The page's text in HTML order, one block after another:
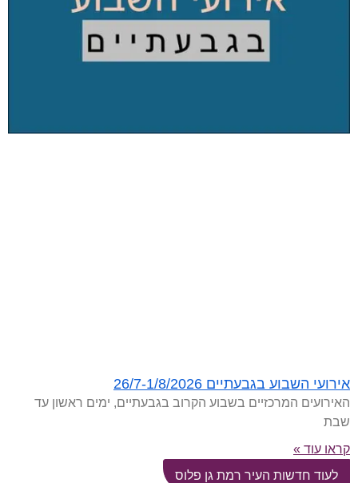
אירועי השבוע בגבעתיים 26/7-1/8/2026
האירועים המרכזיים בשבוע הקרוב בגבעתיים, ימים ראשון עד
שבת
קראו עוד »
לעוד חדשות העיר רמת גן פלוס